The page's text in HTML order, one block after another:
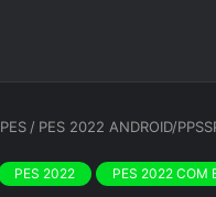
PES / PES 2022 ANDROID/
PES 2022 PES 2022 COM